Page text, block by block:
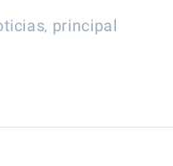
, principal